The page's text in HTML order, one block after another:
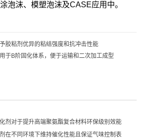
泡沫、模塑泡沫及CASE应用中。
胶粘剂优异的粘结强度和抗冲击性能
于B阶固化体系，便于运输和二次加工成型
剂对于提升高端聚氨酯复合材料环保级别效能
在不同环境下维持催化性能且保证气味控制表